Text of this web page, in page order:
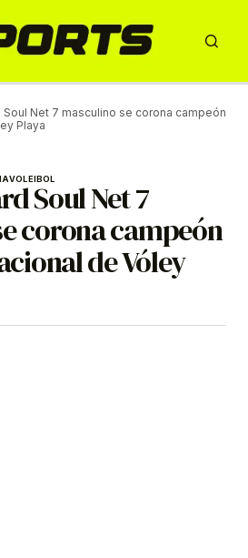
Soul Net 7 masculino se corona campeón
Playa
VOLEIBOL
Soul Net 7
corona campeón
de Vóley